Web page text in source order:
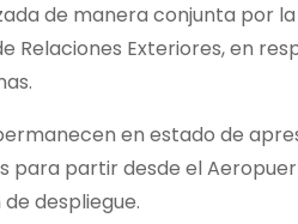
de manera conjunta por
Relaciones Exteriores, en
en estado de
para partir desde el
despliegue.